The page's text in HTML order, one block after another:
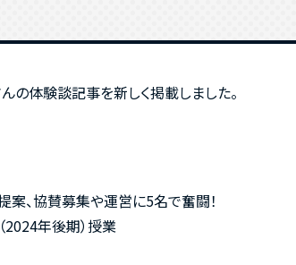
の体験談記事を新しく掲載しました。
案、協賛募集や運営に5名で奮闘！
2024年後期）授業